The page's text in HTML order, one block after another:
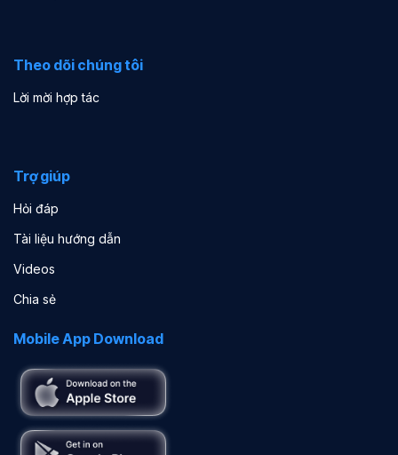
Theo dõi chúng tôi
Lời mời hợp tác
Trợ giúp
Hỏi đáp
Tài liệu hướng dẫn
Videos
Chia sẻ
Mobile App Download